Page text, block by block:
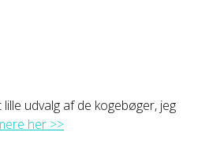
udvalg af de kogebøger, jeg
her >>